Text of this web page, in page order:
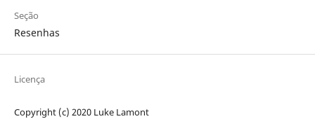
Seção
Resenhas
Licença
Copyright (c) 2020 Luke Lamont